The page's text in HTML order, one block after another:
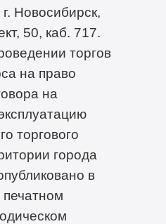
Новосибирск,
50, каб. 717.
торгов
на право
на
торгового
города
в